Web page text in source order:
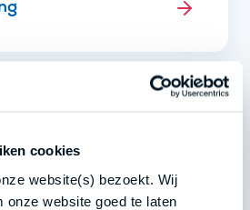
cookies
website(s) bezoekt. Wij
onze website goed te laten